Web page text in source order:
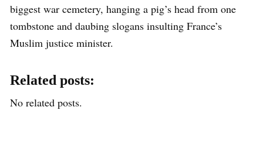
biggest war cemetery, hanging a pig’s head from one
tombstone and daubing slogans insulting France’s
Muslim justice minister.
Related posts:
No related posts.